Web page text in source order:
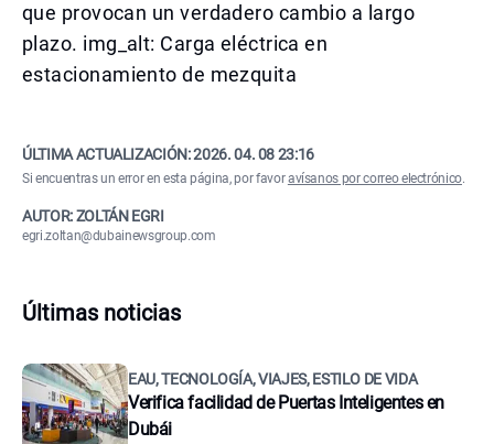
que provocan un verdadero cambio a largo
plazo. img_alt: Carga eléctrica en
estacionamiento de mezquita
ÚLTIMA ACTUALIZACIÓN:2026. 04. 08 23:16
Si encuentras un error en esta página, por favoravísanos por correo electrónico.
AUTOR: ZOLTÁN EGRI
egri.zoltan@dubainewsgroup.com
Últimas noticias
EAU, TECNOLOGÍA, VIAJES, ESTILO DE VIDA
Verifica facilidad de Puertas Inteligentes en
Dubái